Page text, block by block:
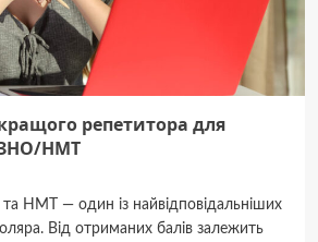
репетитора для
ЗНО/НМТ
НМТ — один із найвідповідальніших
Від отриманих балів залежить